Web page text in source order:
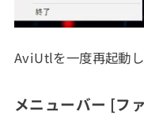
AviUtlを一度再起動し
メニューバー [フ